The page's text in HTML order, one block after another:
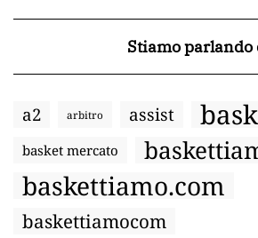
Stiamo parlando
a2 arbitro assist
basket mercato
baskettiamo.com
baskettiamocom